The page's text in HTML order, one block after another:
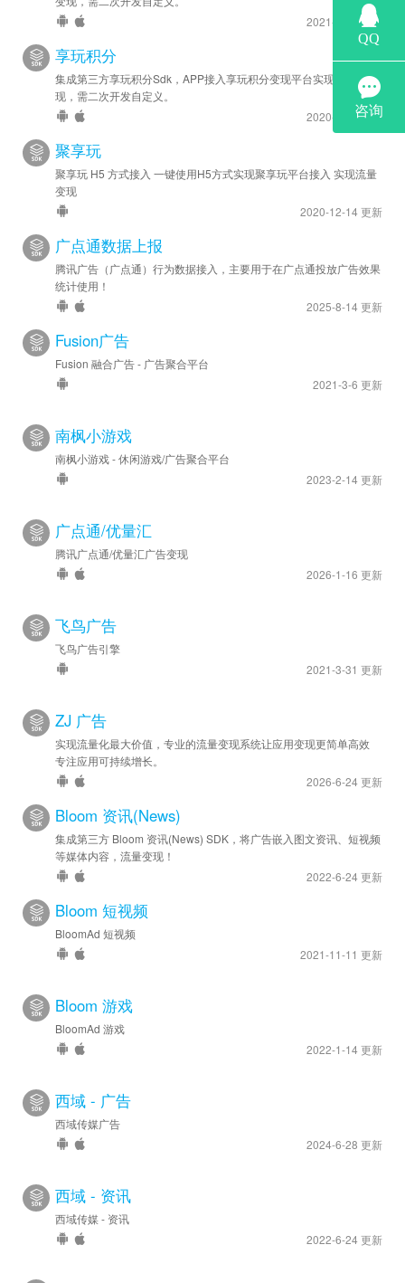
2021-10-7 更新
享玩积分
集成第三方享玩积分Sdk，APP接入享玩积分变现平台实现流量变
现，需二次开发自定义。
2020-8-20 更新
聚享玩
聚享玩 H5 方式接入 一键使用H5方式实现聚享玩平台接入 实现流量
变现
2020-12-14 更新
广点通数据上报
腾讯广告（广点通）行为数据接入，主要用于在广点通投放广告效果
统计使用！
2025-8-14 更新
Fusion广告
Fusion 融合广告 - 广告聚合平台
2021-3-6 更新
南枫小游戏
南枫小游戏 - 休闲游戏/广告聚合平台
2023-2-14 更新
广点通/优量汇
腾讯广点通/优量汇广告变现
2026-1-16 更新
飞鸟广告
飞鸟广告引擎
2021-3-31 更新
ZJ 广告
实现流量化最大价值，专业的流量变现系统让应用变现更简单高效
专注应用可持续增长。
2026-6-24 更新
Bloom 资讯(News)
集成第三方 Bloom 资讯(News) SDK，将广告嵌入图文资讯、短视频
等媒体内容，流量变现！
2022-6-24 更新
Bloom 短视频
BloomAd 短视频
2021-11-11 更新
Bloom 游戏
BloomAd 游戏
2022-1-14 更新
西域 - 广告
西域传媒广告
2024-6-28 更新
西域 - 资讯
西域传媒 - 资讯
2022-6-24 更新